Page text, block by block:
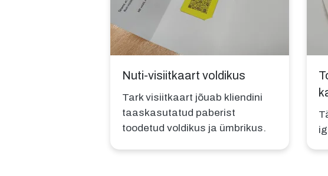
Nuti-visiitkaart voldikus
Tark visiitkaart jõuab kliendini
taaskasutatud paberist
toodetud voldikus ja ümbrikus.